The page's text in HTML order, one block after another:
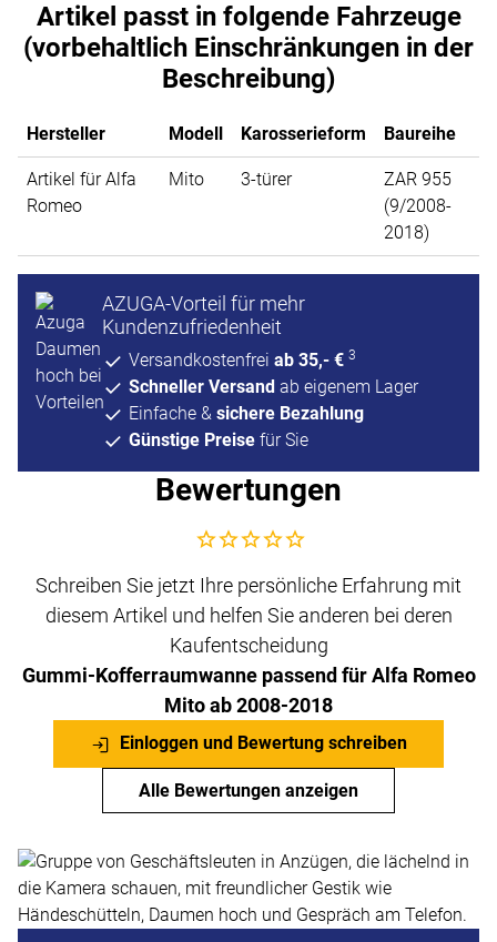
Artikel passt in folgende Fahrzeuge
(vorbehaltlich Einschränkungen in der
Beschreibung)
Hersteller Modell Karosserieform Baureihe
Artikel für Alfa
Romeo
Mito 3-türer
ZAR 955
(9/2008-
2018)
AZUGA-Vorteil für mehr
Kundenzufriedenheit
Versandkostenfrei ab 35,- € 3
Schneller Versand ab eigenem Lager
Einfache & sichere Bezahlung
Günstige Preise für Sie
Bewertungen
Noch keine Bewertungen abgegeben
Schreiben Sie jetzt Ihre persönliche Erfahrung mit
diesem Artikel und helfen Sie anderen bei deren
Kaufentscheidung
Gummi-Kofferraumwanne passend für Alfa Romeo
Mito ab 2008-2018
Einloggen und Bewertung schreiben
Alle Bewertungen anzeigen